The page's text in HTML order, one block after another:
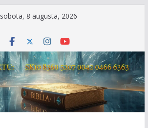
sobota, 8 augusta, 2026